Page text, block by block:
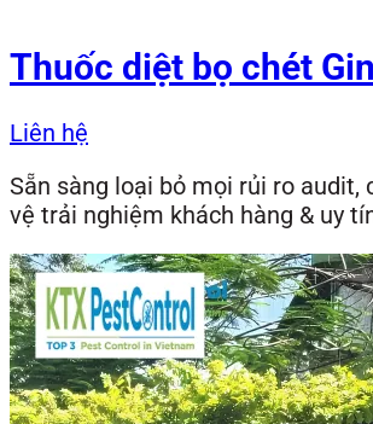
Thuốc diệt bọ chét
Liên hệ
Sẵn sàng loại bỏ mọi rủi ro audit,
vệ trải nghiệm khách hàng & uy